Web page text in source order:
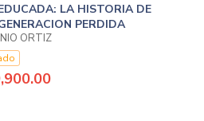
LA HISTORIA DE
PERDIDA
ORTIZ